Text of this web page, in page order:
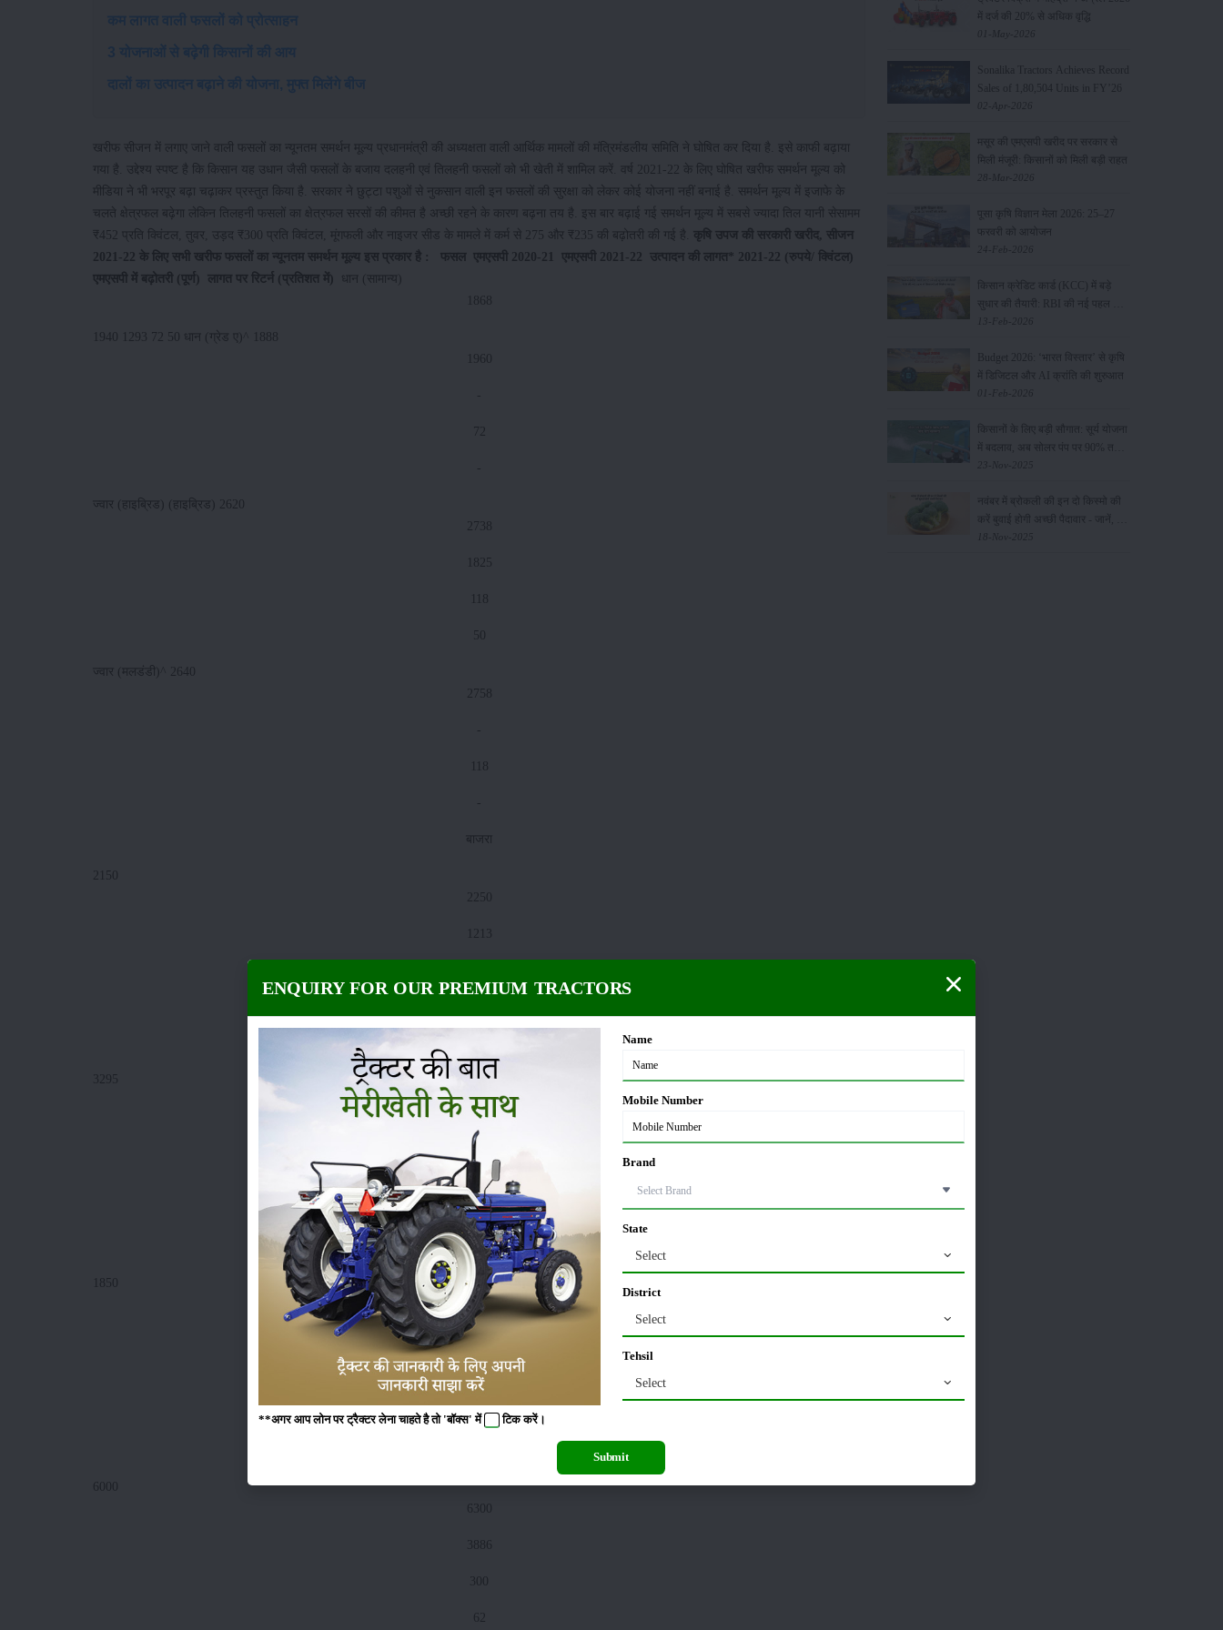
कम लागत वाली फसलों को प्रोत्साहन
3 योजनाओं से बढ़ेगी किसानों की आय
दालों का उत्पादन बढ़ाने की योजना, मुफ्त मिलेंगे बीज
खरीफ सीजन में लगाए जाने वाली फसलों का न्यूनतम समर्थन मूल्य प्रधानमंत्री की अध्यक्षता वाली आर्थिक मामलों की मंत्रिमंडलीय समिति ने घोषित कर दिया है. इसे काफी बढ़ाया
गया है. उद्देश्य स्पष्ट है कि किसान यह उधान जैसी फसलों के बजाय दलहनी एवं तिलहनी फसलों को भी खेती में शामिल करें. वर्ष 2021-22 के लिए घोषित खरीफ समर्थन मूल्य को
मीडिया ने भी भरपूर बढ़ा चढ़ाकर प्रस्तुत किया है. सरकार ने छुट्टा पशुओं से नुकसान वाली इन फसलों की सुरक्षा को लेकर कोई योजना नहीं बनाई है. समर्थन मूल्य में इजाफे के
चलते क्षेत्रफल बढ़ेगा लेकिन तिलहनी फसलों का क्षेत्रफल सरसों की कीमत है अच्छी रहने के कारण बढ़ना तय है. इस बार बढ़ाई गई समर्थन मूल्य में सबसे ज्यादा तिल यानी सेसामम
₹452 प्रति क्विंटल, तुवर, उड़द ₹300 प्रति क्विंटल, मूंगफली और नाइजर सीड के मामले में कर्म से 275 और ₹235 की बढ़ोतरी की गई है. कृषि उपज की सरकारी खरीद, सीजन
2021-22 के लिए सभी खरीफ फसलों का न्यूनतम समर्थन मूल्य इस प्रकार है :
फसल एमएसपी 2020-21 एमएसपी 2021-22 उत्पादन की लागत* 2021-22 (रुपये/ क्विंटल)
एमएसपी में बढ़ोतरी (पूर्ण) लागत पर रिटर्न (प्रतिशत में)
धान (सामान्य)
1868
1940 1293 72 50 धान (ग्रेड ए)^ 1888
1960
-
72
-
ज्वार (हाइब्रिड) (हाइब्रिड) 2620
2738
1825
118
50
ज्वार (मलडंडी)^ 2640
2758
-
118
-
बाजरा
2150
2250
1213
3295
3377
2251
82
50
मक्का
1850
1870
1246
20
50
6000
6300
3886
300
62
में दर्ज की 20% से अधिक वृद्धि
01-May-2026
Sonalika Tractors Achieves Record
Sales of 1,80,504 Units in FY’26
02-Apr-2026
मसूर की एमएसपी खरीद पर सरकार से
मिली मंजूरी: किसानों को मिली बड़ी राहत
28-Mar-2026
पूसा कृषि विज्ञान मेला 2026: 25–27
फरवरी को आयोजन
24-Feb-2026
किसान क्रेडिट कार्ड (KCC) में बड़े
सुधार की तैयारी: RBI की नई पहल से
किसानों को मिलेगा फायदा
13-Feb-2026
Budget 2026: ‘भारत विस्तार’ से कृषि
में डिजिटल और AI क्रांति की शुरुआत
01-Feb-2026
किसानों के लिए बड़ी सौगात: सूर्य योजना
में बदलाव, अब सोलर पंप पर 90% तक
सब्सिडी!
23-Nov-2025
नवंबर में ब्रोकली की इन दो किस्मो की
करें बुवाई होगी अच्छी पैदावार - जानें, पूरी
जानकारी
18-Nov-2025
ENQUIRY FOR OUR PREMIUM TRACTORS
Name
Mobile Number
Brand
State
Select
District
Select
Tehsil
Select
**अगर आप लोन पर ट्रैक्टर लेना चाहते है तो 'बॉक्स' में टिककरें।
Submit